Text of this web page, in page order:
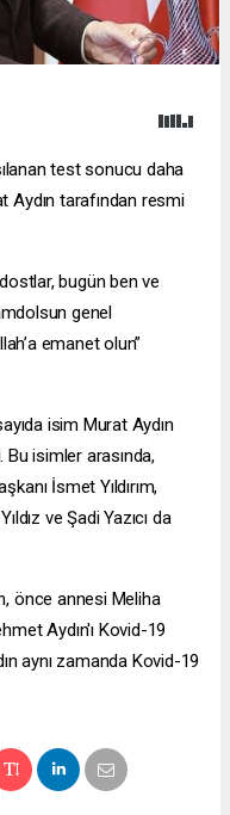
test sonucu daha
Aydın tarafından resmi
bugün ben ve
genel
emanet olun”
isim Murat Aydın
isimler arasında,
İsmet Yıldırım,
ve Şadi Yazıcı da
önce annesi Meliha
Aydın'ı Kovid-19
aynı zamanda Kovid-19